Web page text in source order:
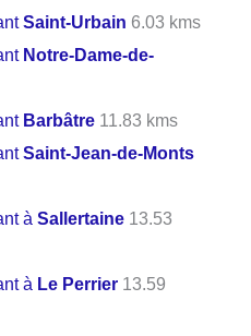
Saint-Urbain 6.03 kms
Notre-Dame-de-
Barbâtre 11.83 kms
Saint-Jean-de-Monts
àSallertaine 13.53
à Le Perrier 13.59